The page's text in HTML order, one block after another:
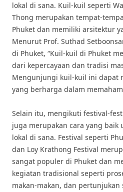
lokal di sana. Kuil-kuil seperti
Thong merupakan tempat-
Phuket dan memiliki arsitektur
Menurut Prof. Suthad
di Phuket, “Kuil-kuil di Phuket
dari kepercayaan dan tradisi
Mengunjungi kuil-kuil ini dapat
yang berharga dalam
Selain itu, mengikuti festival-
juga merupakan cara yang baik
lokal di sana. Festival seperti
dan Loy Krathong Festival
sangat populer di Phuket dan
kegiatan tradisional seperti
makan-makan, dan